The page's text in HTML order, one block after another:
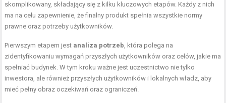
skomplikowany, składający się z kilku kluczowych etapów. Każdy z nich
ma na celu zapewnienie, że finalny produkt spełnia wszystkie normy
prawne oraz potrzeby użytkowników.
Pierwszym etapem jest analiza potrzeb, która polega na
zidentyfikowaniu wymagań przyszłych użytkowników oraz celów, jakie ma
spełniać budynek. W tym kroku ważne jest uczestnictwo nie tylko
inwestora, ale również przyszłych użytkowników i lokalnych władz, aby
mieć pełny obraz oczekiwań oraz ograniczeń.